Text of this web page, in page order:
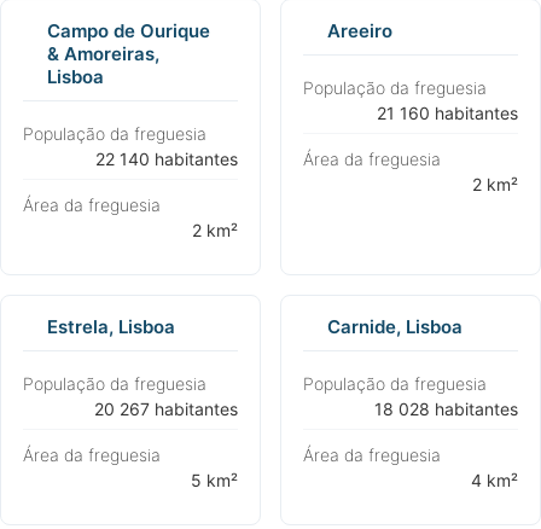
Campo de Ourique
& Amoreiras,
Lisboa
População da freguesia
⁨22 140 habitantes⁩
Área da freguesia
⁨2 km²⁩
Areeiro
População da freguesia
⁨21 160 habitantes⁩
Área da freguesia
⁨2 km²⁩
Estrela, Lisboa
População da freguesia
⁨20 267 habitantes⁩
Área da freguesia
⁨5 km²⁩
Carnide, Lisboa
População da freguesia
⁨18 028 habitantes⁩
Área da freguesia
⁨4 km²⁩